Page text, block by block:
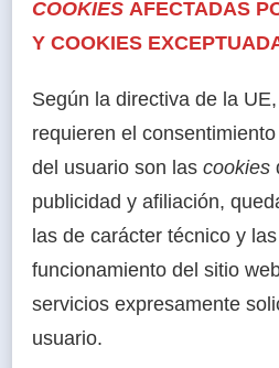
COOKIES AFECTADAS
Y COOKIES
Según la directiva de la
requieren el
del usuario son las cookies
publicidad y afiliación,
las de carácter técnico y
funcionamiento del sitio
servicios expresamente
usuario.